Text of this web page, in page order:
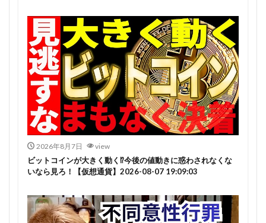
2026年8月7日 view
ビットコインが大きく動く⁉今後の値動きに惑わされなくな
いなら見ろ！【仮想通貨】2026-08-07 19:09:03